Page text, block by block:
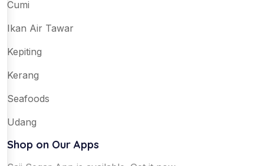
Cumi
Ikan Air Tawar
Kepiting
Kerang
Seafoods
Udang
Shop on Our Apps